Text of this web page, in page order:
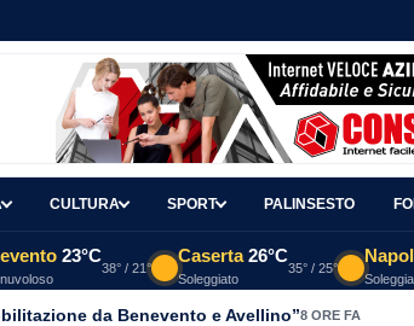
CULTURA SPORT PALINSESTO
23°C
38° / 21°
Caserta 26°C
Soleggiato
35° / 25°
da Benevento e Avellino”8 ORE FA